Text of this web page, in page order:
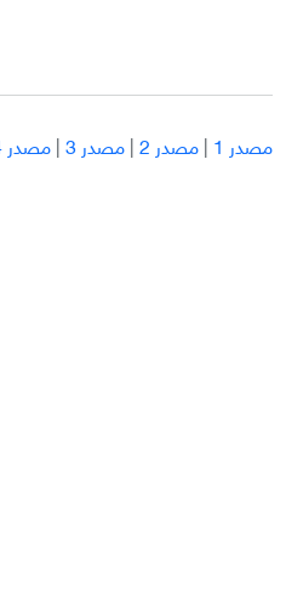
مصدر 1 |مصدر 2 |مصدر 3 |مصدر 4